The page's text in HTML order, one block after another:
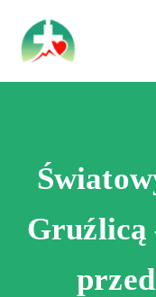
treści
Św.
Gruźlicą